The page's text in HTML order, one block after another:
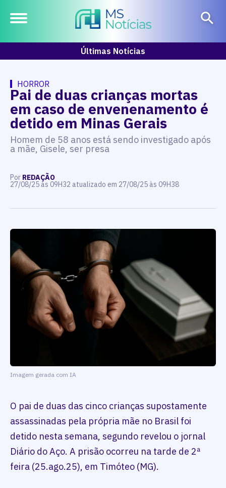
Últimas Notícias
HORROR
Pai de duas crianças mortas
em caso de envenenamento é
detido em Minas Gerais
Homem de 58 anos está sendo investigado após
a mãe, Gisele, ser presa
Por REDAÇÃO
27/08/25 às 09H32 atualizado em 27/08/25 às 09H38
Imagem gerada com IA
O pai de duas das cinco crianças supostamente
assassinadas pela própria mãe no Brasil foi
detido nesta semana, segundo revelou o jornal
Diário do Aço. A prisão ocorreu na tarde de 2ª
feira (25.ago.25), em Timóteo (MG).